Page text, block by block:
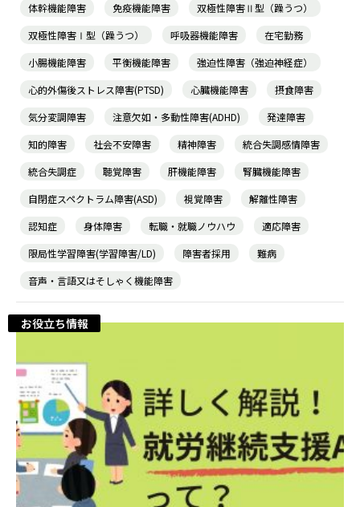
体幹機能障害
免疫機能障害
双極性障害Ⅱ型（躁うつ）
双極性障害Ⅰ型（躁うつ）
呼吸器機能障害
在宅勤務
小腸機能障害
平衡機能障害
強迫性障害（強迫神経症）
心的外傷後ストレス障害(PTSD)
心臓機能障害
摂食障害
気分変調障害
注意欠如・多動性障害(ADHD)
発達障害
知的障害
社会不安障害 精神障害
統合失調感情障害
統合失調症
聴覚障害 肝機能障害
腎臓機能障害
自閉症スペクトラム障害(ASD)
視覚障害
解離性障害
認知症
身体障害 転職・就職ノウハウ
適応障害
限局性学習障害(学習障害/LD)
障害者採用
難病
音声・言語又はそしゃく機能障害
お役立ち情報